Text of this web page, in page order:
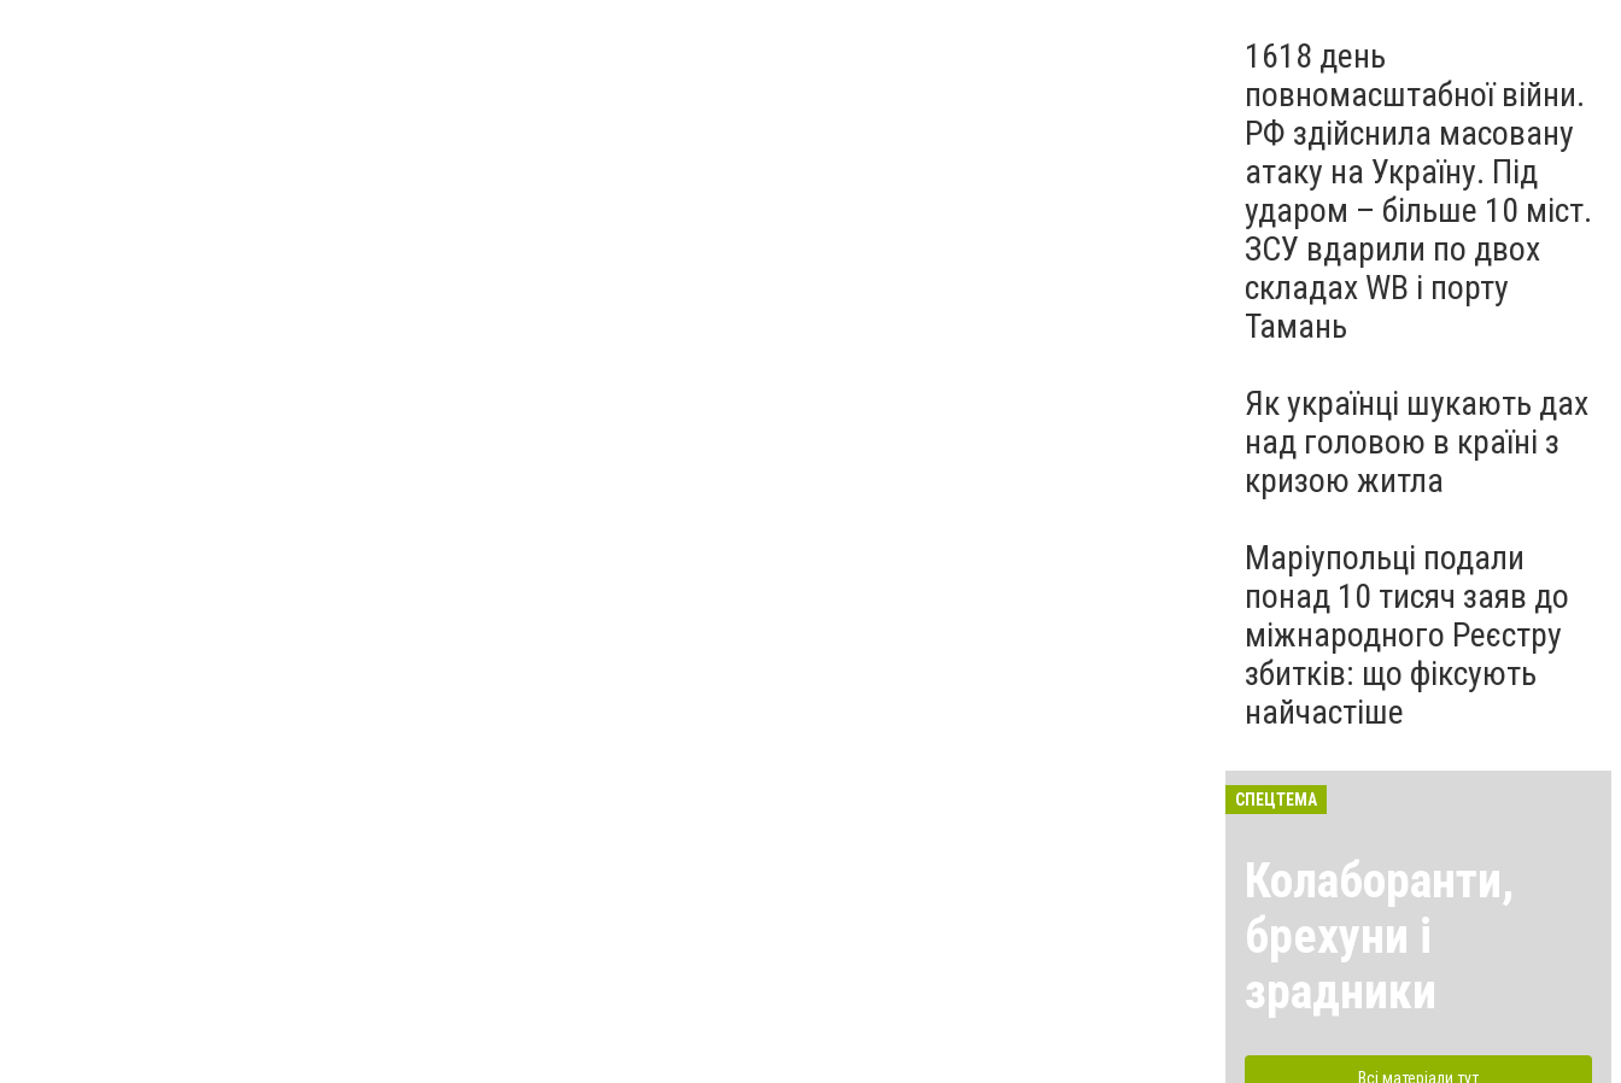
1618 день
повномасштабної війни.
РФ здійснила масовану
атаку на Україну. Під
ударом – більше 10 міст.
ЗСУ вдарили по двох
складах WB і порту
Тамань
Як українці шукають дах
над головою в країні з
кризою житла
Маріупольці подали
понад 10 тисяч заяв до
міжнародного Реєстру
збитків: що фіксують
найчастіше
СПЕЦТЕМА
Колаборанти,
брехуни і
зрадники
Всі матеріали тут